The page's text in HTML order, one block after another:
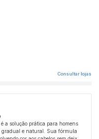
Consultar lojas
a solução prática para homens
gradual e natural. Sua fórmula